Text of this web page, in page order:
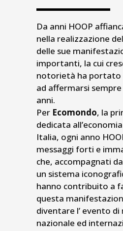
Da anni HOOP
nella realizzazione
delle sue
importanti, la cui
notorietà ha portato
ad affermarsi
anni.
Per Ecomondo, la
dedicata
Italia, ogni anno
messaggi forti e
che, accompagnati
un sistema
hanno contribuito a
questa
diventare l’ evento
nazionale ed